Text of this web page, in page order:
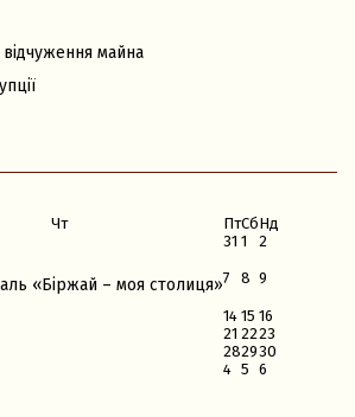
майна
Чт ПтСбНд
31 1 2
«Біржай – моя столиця»7 8 9
14 15 16
21 2223
282930
4 5 6